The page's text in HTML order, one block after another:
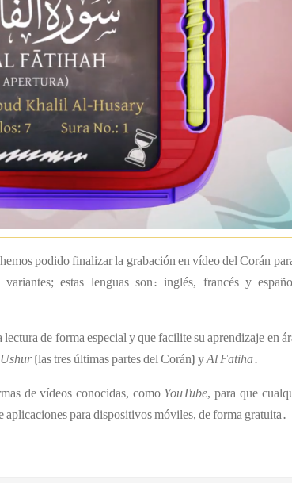
podido finalizar la grabación en vídeo del Corán
estas lenguas son: inglés, francés y
de forma especial y que facilite su aprendizaje en
(las tres últimas partes del Corán) yAlFatiha.
de vídeos conocidas, como YouTube, para que
aplicaciones para dispositivos móviles, de forma gratuita.